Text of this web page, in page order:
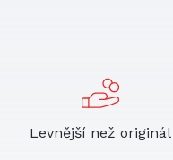
Levnější než originál